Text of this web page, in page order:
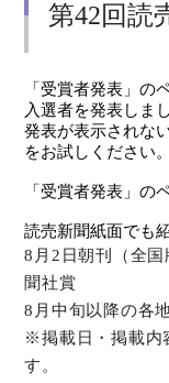
第42回
「受賞者発表」の
入選者を発表しま
発表が表示されな
をお試しください。
「受賞者発表」の
読売新聞紙面でも
8月2日朝刊（全
聞社賞
8月中旬以降の各
※掲載日・掲載内
す。